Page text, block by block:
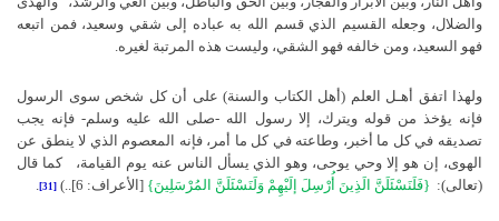
والضلال، وجعله القسيم الذي قسم الله به عباده إلى شقي وسعيد، فمن اتبعه
فهو السعيد، ومن خالفه فهو الشقي، وليست هذه المرتبة لغيره.
ولهذا اتفق أهـل العلم (أهل الكتاب والسنة) على أن كل شخص سوى الرسول
فإنه يؤخذ من قوله ويترك، إلا رسول الله -صلى الله عليه وسلم- فإنه يجب
تصديقه في كل ما أخبر، وطاعته في كل ما أمر، فإنه المعصوم الذي لا ينطق عن
الهوى، إن هو إلا وحي يوحى، وهو الذي يسأل الناس عنه يوم القيامة،
كما قال
(تعالى): }فَلَنَسْئَلَنَّ الَذِينَ أُرْسِلَ إلَيْهِمْ وَلَنَسْئَلَنَّ المُرْسَلِينَ{ [الأعراف: 6]..) [31]
.